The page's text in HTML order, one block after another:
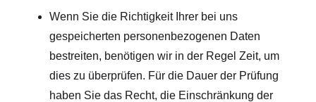
Wenn Sie die Richtigkeit Ihrer bei uns
gespeicherten personenbezogenen Daten
bestreiten, benötigen wir in der Regel Zeit, um
dies zu überprüfen. Für die Dauer der Prüfung
haben Sie das Recht, die Einschränkung der